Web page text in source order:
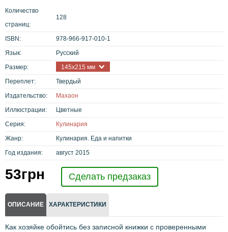
Количество
страниц:
128
ISBN:
978-966-917-010-1
Язык:
Русский
Размер:
145х215 мм
Переплет:
Твердый
Издательство:
Махаон
Иллюстрации:
Цветные
Серия:
Кулинария
Жанр:
Кулинария. Еда и напитки
Год издания:
август 2015
53грн Сделать предзаказ
ОПИСАНИЕ ХАРАКТЕРИСТИКИ
Как хозяйке обойтись без записной книжки с проверенными